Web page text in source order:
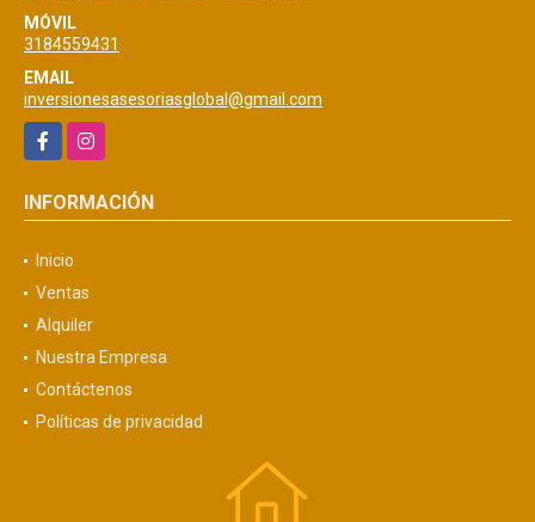
MÓVIL
3184559431
EMAIL
inversionesasesoriasglobal@gmail.com
FacebookInstagram
INFORMACIÓN
Inicio
Ventas
Alquiler
Nuestra Empresa
Contáctenos
Políticas de privacidad